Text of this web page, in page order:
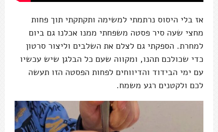
אז בלי היסוס נרתמתי למשימה ותקתקתי תוך פחות
מחצי שעה סיר פסטה משפחתי ממנו אכלנו גם ביום
למחרת. הספקתי גם לצלם את השלבים וליצור סרטון
כדי שכולכם תהנו, ומקווה שעם כל הבלגן שיש עכשיו
עם ימי הבידוד והדיווחים לפחות הפסטה הזו תעשה
לכם ולקטנים רגע משמח.